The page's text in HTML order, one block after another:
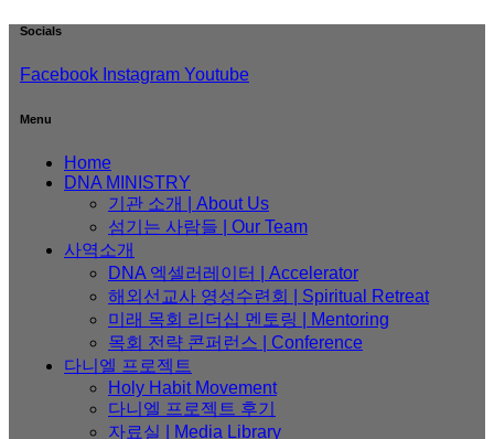
이
매
김
Socials
Facebook Instagram Youtube
Menu
Home
DNA MINISTRY
기관 소개 | About Us
섬기는 사람들 | Our Team
사역소개
DNA 엑셀러레이터​ | Accelerator
해외선교사 영성수련회 | Spiritual Retreat
미래 목회 리더십 멘토링 | Mentoring
목회 전략 콘퍼런스 | Conference
다니엘 프로젝트
Holy Habit Movement
다니엘 프로젝트 후기
자료실 | Media Library